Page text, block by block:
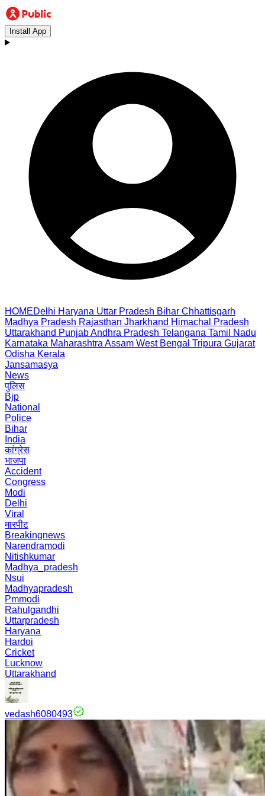
Install App
HOMEDelhi Haryana Uttar Pradesh Bihar Chhattisgarh
Madhya Pradesh Rajasthan Jharkhand Himachal Pradesh
Uttarakhand PunjabAndhra Pradesh Telangana Tamil Nadu
Karnataka Maharashtra Assam West Bengal Tripura Gujarat
Odisha Kerala
Jansamasya
News
पुलिस
Bjp
National
Police
Bihar
India
कांग्रेस
भाजपा
Accident
Congress
Modi
Delhi
Viral
मारपीट
Breakingnews
Narendramodi
Nitishkumar
Madhya_pradesh
Nsui
Madhyapradesh
Pmmodi
Rahulgandhi
Uttarpradesh
Haryana
Hardoi
Cricket
Lucknow
Uttarakhand
vedash6080493